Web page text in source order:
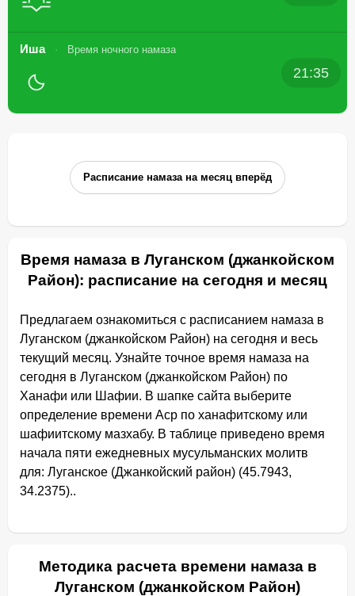
Иша Время ночного намаза
21:35
Расписание намаза на месяц вперёд
Время намаза в Луганском (джанкойском
Район): расписание на сегодня и месяц
Предлагаем ознакомиться с расписанием намаза в
Луганском (джанкойском Район) на сегодня и весь
текущий месяц. Узнайте точное время намаза на
сегодня в Луганском (джанкойском Район) по
Ханафи или Шафии. В шапке сайта выберите
определение времени Аср по ханафитскому или
шафиитскому мазхабу. В таблице приведено время
начала пяти ежедневных мусульманских молитв
для: Луганское (Джанкойский район) (45.7943,
34.2375)..
Методика расчета времени намаза в
Луганском (джанкойском Район)